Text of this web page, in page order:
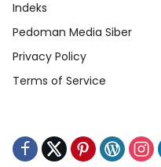
Indeks
Pedoman Media Siber
Privacy Policy
Terms of Service